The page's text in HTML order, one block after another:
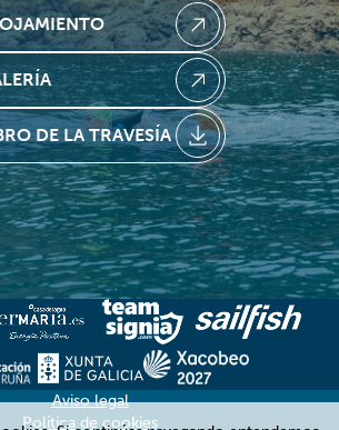
DE LA TRAVESÍA
Aviso legal
Política de cookies